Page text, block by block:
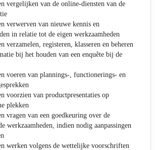
vergelijken van de online-diensten van de
verwerven van nieuwe kennis en
in relatie tot de eigen werkzaamheden
verzamelen, registeren, klasseren en beheren
bij het houden van een enquête bij de
voeren van plannings-, functionerings- en
voorzien van productpresentaties op
plekken
vragen van een goedkeuring over de
werkzaamheden, indien nodig aanpassingen
werken volgens de wettelijke voorschriften